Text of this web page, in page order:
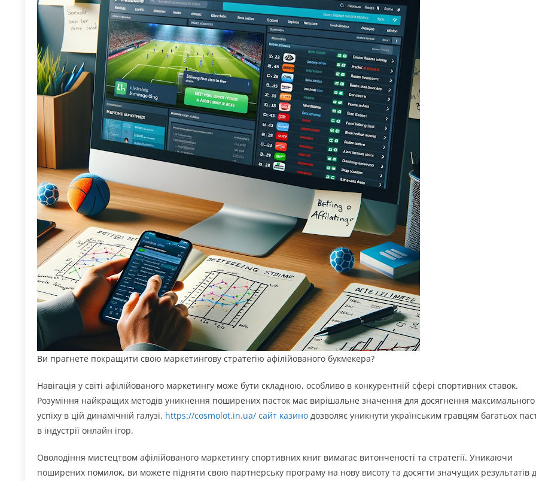
Ви прагнете покращити свою маркетингову стратегію афілійованого букмекера?
Навігація у світі афілійованого маркетингу може бути складною, особливо в конкурентній сфері спортивних ставок.
Розуміння найкращих методів уникнення поширених пасток має вирішальне значення для досягнення максимального
успіху в цій динамічній галузі. https://cosmolot.in.ua/ сайт казино дозволяє уникнути українським гравцям багатьох
в індустрії онлайн ігор.
Оволодіння мистецтвом афілійованого маркетингу спортивних книг вимагає витонченості та стратегії. Уникаючи
поширених помилок, ви можете підняти свою партнерську програму на нову висоту та досягти значущих результатів